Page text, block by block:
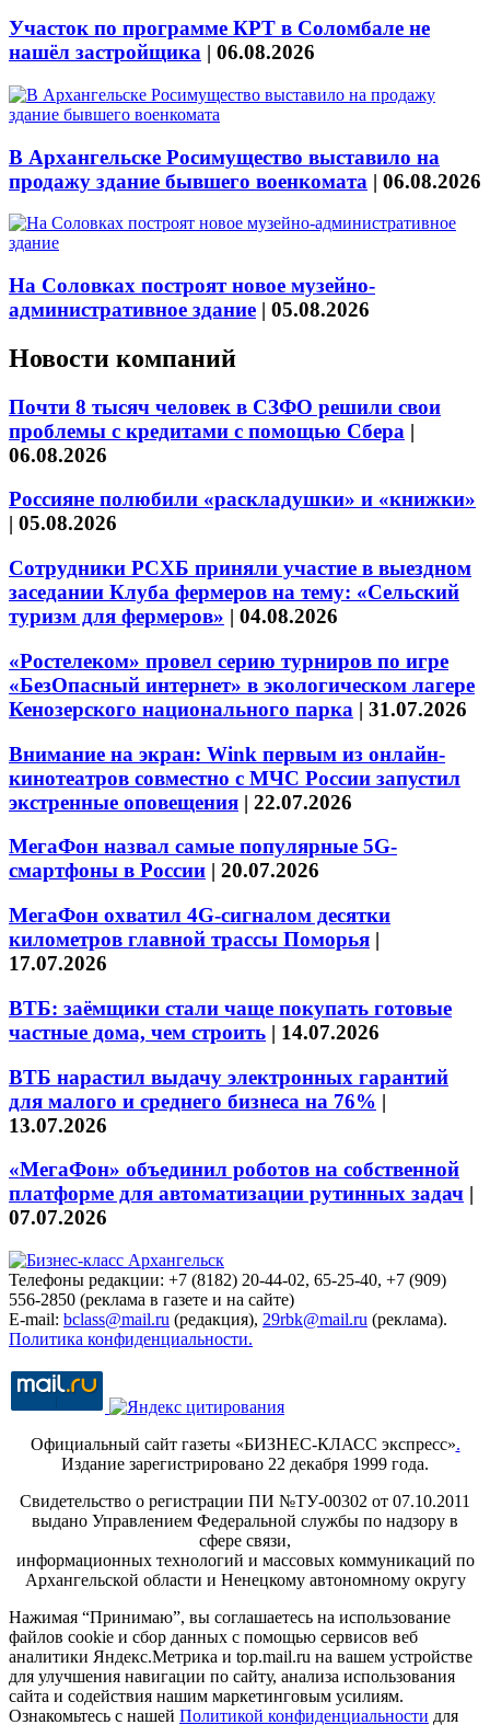
Участок по программе КРТ в Соломбале не
нашёл застройщика | 06.08.2026
В Архангельске Росимущество выставило на
продажу здание бывшего военкомата | 06.08.2026
На Соловках построят новое музейно-
административное здание | 05.08.2026
Новости компаний
Почти 8 тысяч человек в СЗФО решили свои
проблемы с кредитами с помощью Сбера |
06.08.2026
Россияне полюбили «раскладушки» и «книжки»
| 05.08.2026
Сотрудники РСХБ приняли участие в выездном
заседании Клуба фермеров на тему: «Сельский
туризм для фермеров» | 04.08.2026
«Ростелеком» провел серию турниров по игре
«БезОпасный интернет» в экологическом лагере
Кенозерского национального парка | 31.07.2026
Внимание на экран: Wink первым из онлайн-
кинотеатров совместно с МЧС России запустил
экстренные оповещения | 22.07.2026
МегаФон назвал самые популярные 5G-
смартфоны в России | 20.07.2026
МегаФон охватил 4G-сигналом десятки
километров главной трассы Поморья |
17.07.2026
ВТБ: заёмщики стали чаще покупать готовые
частные дома, чем строить | 14.07.2026
ВТБ нарастил выдачу электронных гарантий
для малого и среднего бизнеса на 76% |
13.07.2026
«МегаФон» объединил роботов на собственной
платформе для автоматизации рутинных задач |
07.07.2026
Телефоны редакции: +7 (8182) 20-44-02, 65-25-40, +7 (909)
556-2850 (реклама в газете и на сайте)
E-mail: bclass@mail.ru (редакция), 29rbk@mail.ru (реклама).
Политика конфиденциальности.
Официальный сайт газеты «БИЗНЕС-КЛАСС экспресс».
Издание зарегистрировано 22 декабря 1999 года.
Свидетельство о регистрации ПИ №ТУ-00302 от 07.10.2011
выдано Управлением Федеральной службы по надзору в
сфере связи,
информационных технологий и массовых коммуникаций по
Архангельской области и Ненецкому автономному округу
Нажимая “Принимаю”, вы соглашаетесь на использование
файлов cookie и сбор данных с помощью сервисов веб
аналитики Яндекс.Метрика и top.mail.ru на вашем устройстве
для улучшения навигации по сайту, анализа использования
сайта и содействия нашим маркетинговым усилиям.
Ознакомьтесь с нашей Политикой конфиденциальности для